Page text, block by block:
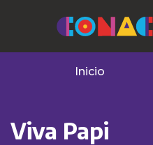
Inicio
Viva Papi